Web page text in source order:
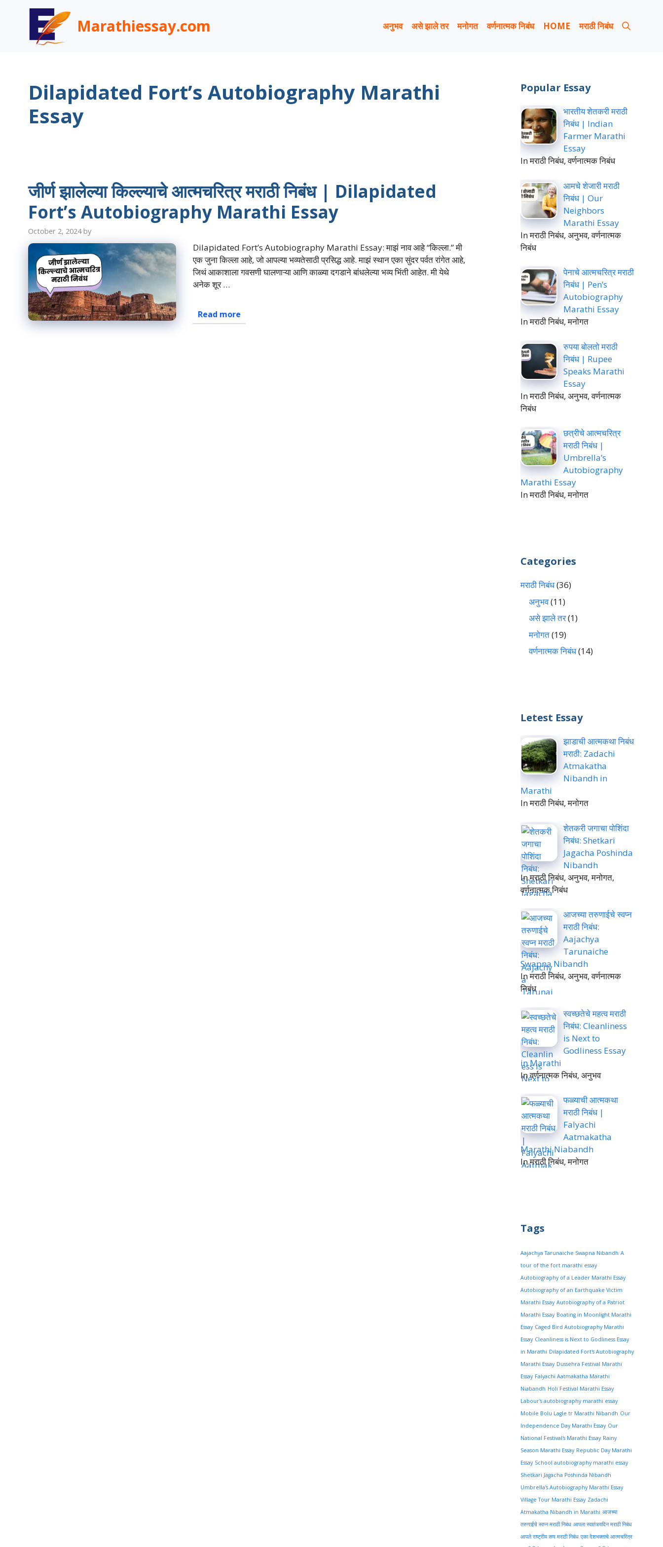
Marathiessay.com अनुभव असे झाले तर मनोगत वर्णनात्मक निबंध HOME मराठी निबंध
Dilapidated Fort’s Autobiography Marathi
Essay
जीर्ण झालेल्या किल्ल्याचे आत्मचरित्र मराठी निबंध | Dilapidated
Fort’s Autobiography Marathi Essay
October 2, 2024 by
Dilapidated Fort’s Autobiography Marathi Essay: माझं नाव आहे “किल्ला.” मी
एक जुना किल्ला आहे, जो आपल्या भव्यतेसाठी प्रसिद्ध आहे. माझं स्थान एका सुंदर पर्वत रांगेत आहे,
जिथं आकाशाला गवसणी घालणाऱ्या आणि काळ्या दगडाने बांधलेल्या भव्य भिंती आहेत. मी येथे
अनेक शूर …
Read more
Popular Essay
भारतीय शेतकरी मराठी
निबंध | Indian
Farmer Marathi
Essay
In मराठी निबंध, वर्णनात्मक निबंध
आमचे शेजारी मराठी
निबंध | Our
Neighbors
Marathi Essay
In मराठी निबंध, अनुभव, वर्णनात्मक
निबंध
पेनाचे आत्मचरित्र मराठी
निबंध | Pen’s
Autobiography
Marathi Essay
In मराठी निबंध, मनोगत
रुपया बोलतो मराठी
निबंध | Rupee
Speaks Marathi
Essay
In मराठी निबंध, अनुभव, वर्णनात्मक
निबंध
छत्रीचे आत्मचरित्र
मराठी निबंध |
Umbrella’s
Autobiography
Marathi Essay
In मराठी निबंध, मनोगत
Categories
मराठी निबंध(36)
अनुभव(11)
असे झाले तर(1)
मनोगत(19)
वर्णनात्मक निबंध(14)
Letest Essay
झाडाची आत्मकथा निबंध
मराठी: Zadachi
Atmakatha
Nibandh in
Marathi
In मराठी निबंध, मनोगत
शेतकरी जगाचा पोशिंदा
निबंध: Shetkari
Jagacha Poshinda
Nibandh
In मराठी निबंध, अनुभव, मनोगत,
वर्णनात्मक निबंध
आजच्या तरुणाईचे स्वप्न
मराठी निबंध:
Aajachya
Tarunaiche
Swapna Nibandh
In मराठी निबंध, अनुभव, वर्णनात्मक
निबंध
स्वच्छतेचे महत्व मराठी
निबंध: Cleanliness
is Next to
Godliness Essay
in Marathi
In वर्णनात्मक निबंध, अनुभव
फळ्याची आत्मकथा
मराठी निबंध |
Falyachi
Aatmakatha
Marathi Niabandh
In मराठी निबंध, मनोगत
Tags
Aajachya Tarunaiche Swapna Nibandh A
tour of the fort marathi essay
Autobiography of a Leader Marathi Essay
Autobiography of an Earthquake Victim
Marathi Essay Autobiography of a Patriot
Marathi Essay Boating in Moonlight Marathi
Essay Caged Bird Autobiography Marathi
Essay Cleanliness is Next to Godliness Essay
in Marathi Dilapidated Fort's Autobiography
Marathi Essay Dussehra Festival Marathi
Essay Falyachi Aatmakatha Marathi
Niabandh Holi Festival Marathi Essay
Labour's autobiography marathi essay
Mobile Bolu Lagle tr Marathi Nibandh Our
Independence Day Marathi Essay Our
National Festival's Marathi Essay Rainy
Season Marathi Essay Republic Day Marathi
Essay School autobiography marathi essay
Shetkari Jagacha Poshinda Nibandh
Umbrella's Autobiography Marathi Essay
Village Tour Marathi Essay Zadachi
Atmakatha Nibandh in Marathi आजच्या
तरुणाईचे स्वप्न मराठी निबंध आपला स्वातंत्र्यदिन मराठी निबंध
आपले राष्ट्रीय सण मराठी निबंध एका देशभक्ताचे आत्मचरित्र